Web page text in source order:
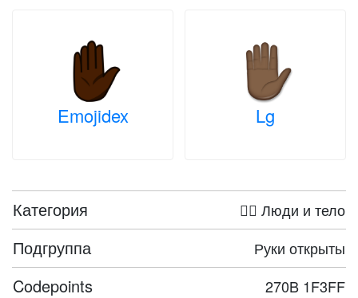
Emojidex Lg
Категория 🤦‍♀️ Люди и тело
Подгруппа Руки открыты
Codepoints 270B 1F3FF